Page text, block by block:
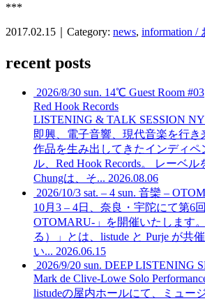
***
2017.02.15｜Category: news, information /
recent posts
2026/8/30 sun. 14℃ Guest Room #03
Red Hook Records
LISTENING & TALK SESSION
即興、電子音響、現代音楽を行
作品を生み出してきたインディペ
ル、Red Hook Records。 レーベル
Chungは、そ... 2026.08.06
2026/10/3 sat. – 4 sun. 音欒 –
10月3 – 4日、奈良・宇陀にて第6
OTOMARU-」を開催いたします
る）」とは、listude と Purje が共
い... 2026.06.15
2026/9/20 sun. DEEP LISTENING
Mark de Clive-Lowe Solo
listudeの屋内ホールにて、ミュー